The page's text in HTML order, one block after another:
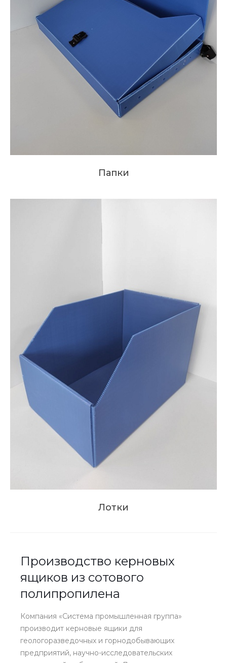
Папки
Лотки
Производство керновых
ящиков из сотового
полипропилена
Компания «Система промышленная группа»
производит керновые ящики для
геологоразведочных и горнодобывающих
предприятий, научно-исследовательских